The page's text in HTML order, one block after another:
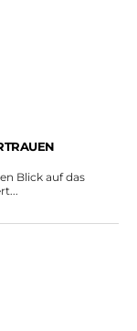
Blick auf das